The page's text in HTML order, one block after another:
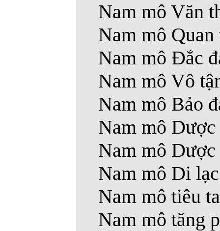
Nam mô Văn
Nam mô
Nam mô Ðắc
Nam mô Vô
Nam mô Bảo
Nam mô
Nam mô
Nam mô Di
Nam mô tiêu
Nam mô tăng